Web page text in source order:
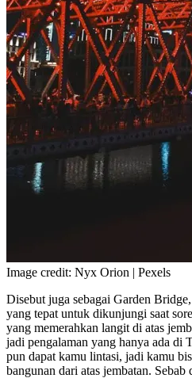
Image credit: Nyx Orion | Pexels
Disebut juga sebagai Garden
yang tepat untuk dikunjungi saat
yang memerahkan langit di atas
jadi pengalaman yang hanya ada di
pun dapat kamu lintasi, jadi kamu
bangunan dari atas jembatan.